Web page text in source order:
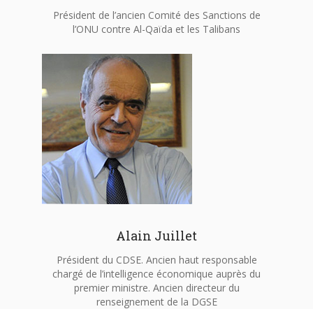
Président de l’ancien Comité des Sanctions de
l’ONU contre Al-Qaïda et les Talibans
Alain Juillet
Président du CDSE. Ancien haut responsable
chargé de l’intelligence économique auprès du
premier ministre. Ancien directeur du
renseignement de la DGSE